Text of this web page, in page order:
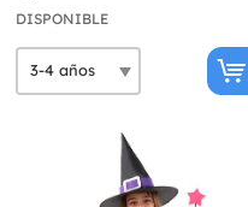
DISPONIBLE